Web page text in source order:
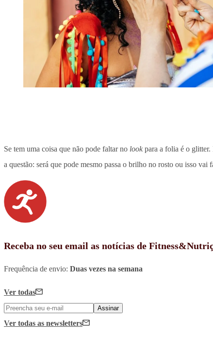
Se tem uma coisa que não pode faltar no look para a folia é o glitter.
a questão: será que pode mesmo passa o brilho no rosto ou isso vai
Receba no seu email as notícias de
Frequência de envio: Duas vezes na semana
Ver todas
Assinar
Ver todas as newsletters